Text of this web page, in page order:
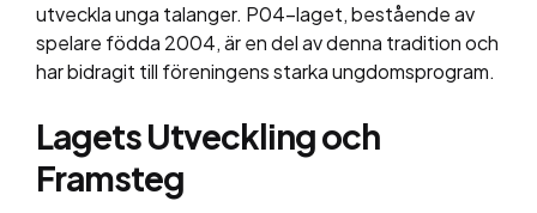
utveckla unga talanger. P04-laget, bestående av
spelare födda 2004, är en del av denna tradition och
har bidragit till föreningens starka ungdomsprogram.
Lagets Utveckling och
Framsteg